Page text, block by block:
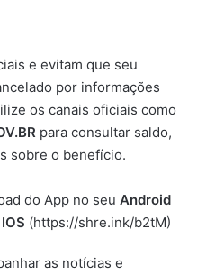
e evitam que seu
por informações
os canais oficiais como
para consultar saldo,
sobre o benefício.
do App no seu Android
IOS (https://shre.ink/b2tM)
as notícias e